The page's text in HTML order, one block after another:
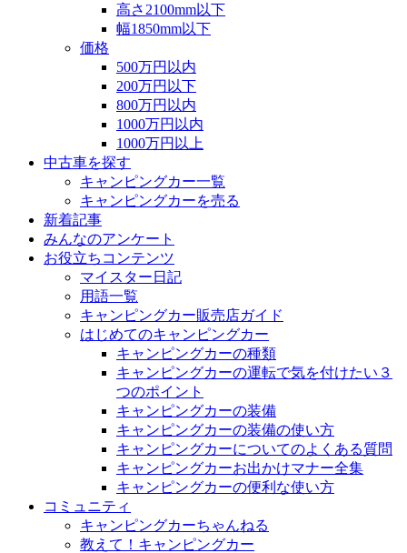
高さ2100mm以下
幅1850mm以下
価格
500万円以内
200万円以下
800万円以内
1000万円以内
1000万円以上
中古車を探す
キャンピングカー一覧
キャンピングカーを売る
新着記事
みんなのアンケート
お役立ちコンテンツ
マイスター日記
用語一覧
キャンピングカー販売店ガイド
はじめてのキャンピングカー
キャンピングカーの種類
キャンピングカーの運転で気を付けたい３
つのポイント
キャンピングカーの装備
キャンピングカーの装備の使い方
キャンピングカーについてのよくある質問
キャンピングカーお出かけマナー全集
キャンピングカーの便利な使い方
コミュニティ
キャンピングカーちゃんねる
教えて！キャンピングカー